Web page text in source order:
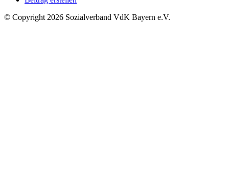
© Copyright 2026 Sozialverband VdK Bayern e.V.